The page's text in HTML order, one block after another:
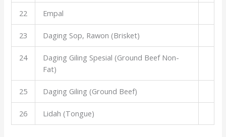
22 Empal
23 Daging Sop, Rawon (Brisket)
24
Daging Giling Spesial (Ground Beef Non-
Fat)
25 Daging Giling (Ground Beef)
26 Lidah (Tongue)